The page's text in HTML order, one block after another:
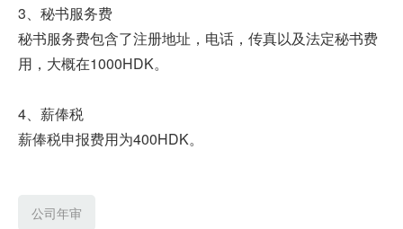
3、秘书服务费
秘书服务费包含了注册地址，电话，传真以及法定秘书费
用，大概在1000HDK。
4、薪俸税
薪俸税申报费用为400HDK。
公司年审